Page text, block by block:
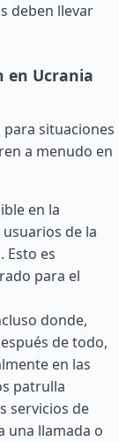
deben llevar
en Ucrania
situaciones
a menudo en
en la
de la
Esto es
para el
donde,
de todo,
en las
patrulla
servicios de
una llamada o